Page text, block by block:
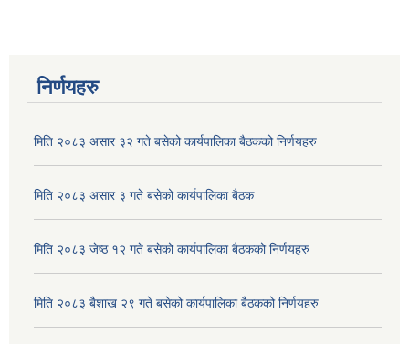
निर्णयहरु
मिति २०८३ असार ३२ गते बसेको कार्यपालिका बैठकको निर्णयहरु
मिति २०८३ असार ३ गते बसेको कार्यपालिका बैठक
मिति २०८३ जेष्ठ १२ गते बसेको कार्यपालिका बैठकको निर्णयहरु
मिति २०८३ बैशाख २९ गते बसेको कार्यपालिका बैठकको निर्णयहरु